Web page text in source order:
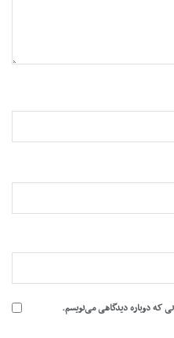
که دوباره دیدگاهی می‌نویسم.